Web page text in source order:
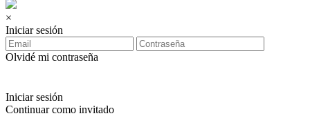
×
Iniciar sesión
Olvidé mi contraseña
Iniciar sesión
Continuar como invitado